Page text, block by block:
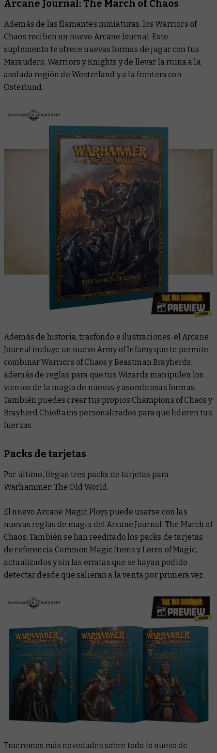
Arcane Journal: The March of Chaos
Además de las flamantes miniaturas, los Warriors of
Chaos reciben un nuevo Arcane Journal . Este
suplemento te ofrece nuevas formas de jugar con tus
Marauders, Warriors y Knights y de llevar la ruina a la
asolada región de Westerland y a la frontera con
Osterlund.
Además de historia, trasfondo e ilustraciones, elArcane
Journal incluye un nuevo Army of Infamy que te permite
combinar Warriors of Chaos y Beastman Brayherds,
además de reglas para que tus Wizards manipulen los
vientos de la magia de nuevas y asombrosas formas.
También puedes crear tus propios Champions of Chaos y
Brayherd Chieftains personalizados para que lideren tus
fuerzas.
Packs de tarjetas
Por último, llegan tres packs de tarjetas para
Warhammer: The Old World.
El nuevo Arcane Magic Ploys puede usarse con las
nuevas reglas de magia delArcane Journal: The March of
Chaos. También se han reeditado los packs de tarjetas
de referencia Common Magic Items y Lores of Magic,
actualizados y sin las erratas que se hayan podido
detectar desde que salieran a la venta por primera vez.
Traeremos más novedades sobre todo lo nuevo de